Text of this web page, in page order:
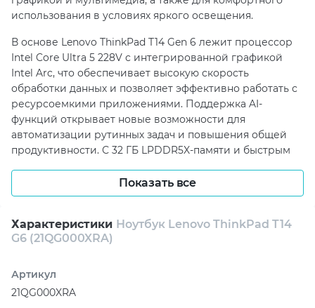
использования в условиях яркого освещения.
В основе Lenovo ThinkPad T14 Gen 6 лежит процессор
Intel Core Ultra 5 228V с интегрированной графикой
Intel Arc, что обеспечивает высокую скорость
обработки данных и позволяет эффективно работать с
ресурсоемкими приложениями. Поддержка AI-
функций открывает новые возможности для
автоматизации рутинных задач и повышения общей
продуктивности. С 32 ГБ LPDDR5X-памяти и быстрым
рассчитывать на плавную работу в режиме
многозадачности и быстрое выполнение сложных
Одним из ключевых отличий Lenovo ThinkPad T14 Gen 6
элементами, который обеспечивает долговечность и
вес от 1,38 кг делает этот ноутбук идеальным
Показать все
Характеристики Ноутбук Lenovo ThinkPad T14
G6 (21QG000XRA)
Артикул
21QG000XRA